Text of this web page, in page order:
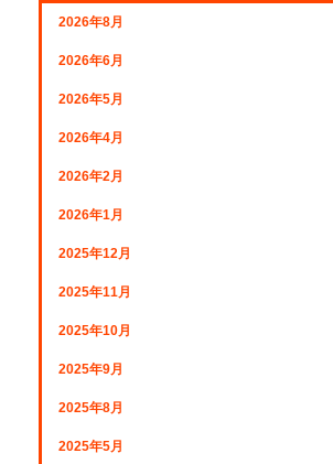
2026年8月
2026年6月
2026年5月
2026年4月
2026年2月
2026年1月
2025年12月
2025年11月
2025年10月
2025年9月
2025年8月
2025年5月